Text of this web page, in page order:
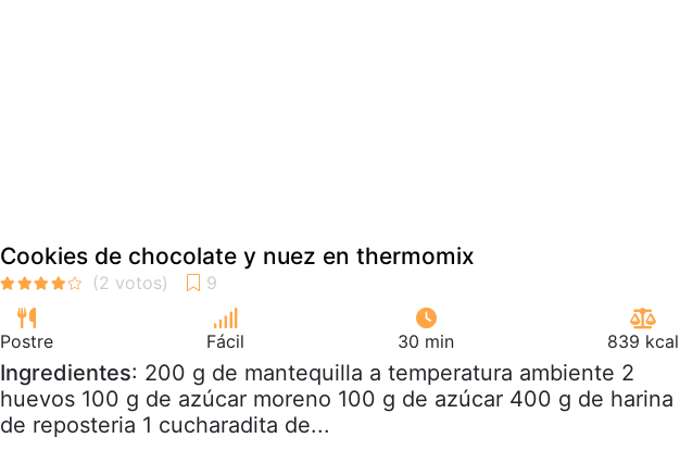
Cookies de chocolate y nuez en thermomix
Postre Fácil 30 min 839 kcal
Ingredientes: 200 g de mantequilla a temperatura ambiente 2
huevos 100 g de azúcar moreno 100 g de azúcar 400 g de harina
de reposteria 1 cucharadita de...